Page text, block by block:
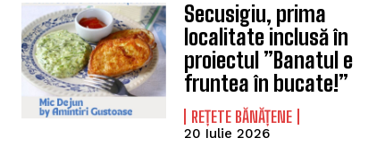
Secusigiu, prima
localitate inclusă în
proiectul ”Banatul e
fruntea în bucate!”
REȚETE BĂNĂȚENE
20 Iulie 2026